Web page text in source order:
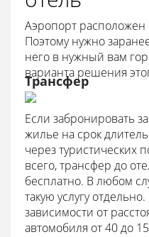
Аэропорт расположен
Поэтому нужно
него в нужный вам
варианта решения
Трансфер
Если забронировать
жилье на срок
через туристических
всего, трансфер до
бесплатно. В любом
такую услугу
зависимости от
автомобиля от 40 до